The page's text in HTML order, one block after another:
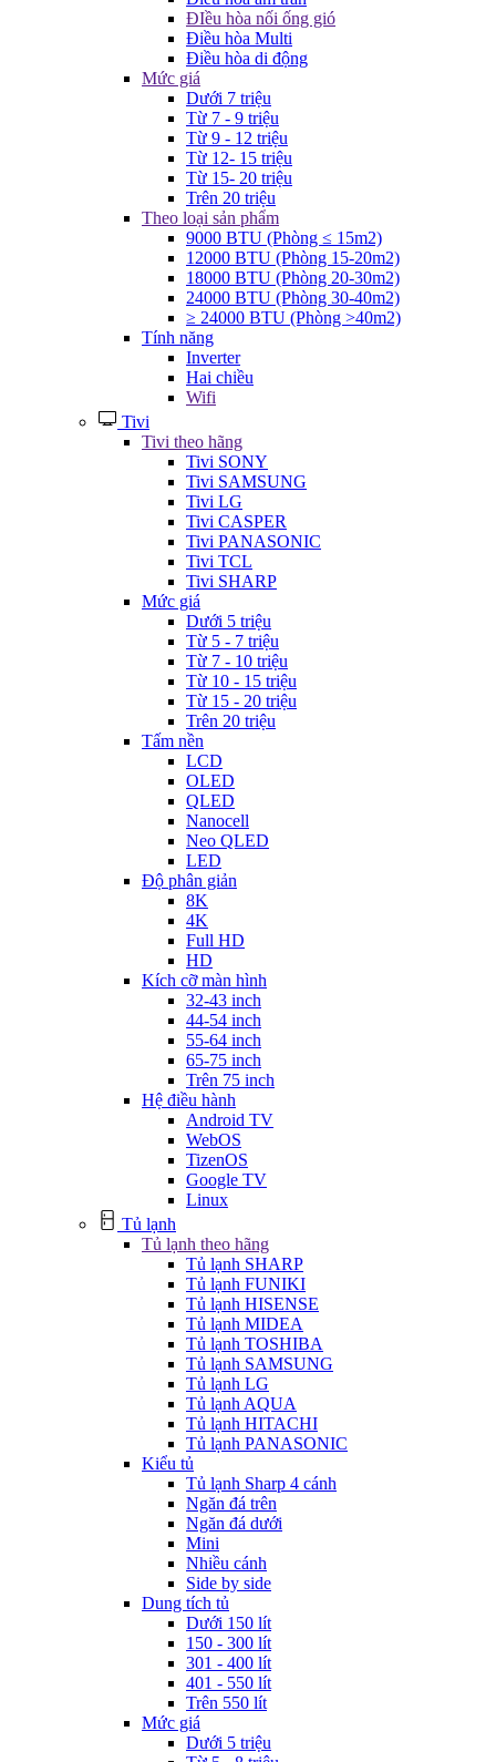
ĐIều hòa nối ống gió
Điều hòa Multi
Điều hòa di động
Mức giá
Dưới 7 triệu
Từ 7 - 9 triệu
Từ 9 - 12 triệu
Từ 12- 15 triệu
Từ 15- 20 triệu
Trên 20 triệu
Theo loại sản phẩm
9000 BTU (Phòng ≤ 15m2)
12000 BTU (Phòng 15-20m2)
18000 BTU (Phòng 20-30m2)
24000 BTU (Phòng 30-40m2)
≥ 24000 BTU (Phòng >40m2)
Tính năng
Inverter
Hai chiều
Wifi
Tivi
Tivi theo hãng
Tivi SONY
Tivi SAMSUNG
Tivi LG
Tivi CASPER
Tivi PANASONIC
Tivi TCL
Tivi SHARP
Mức giá
Dưới 5 triệu
Từ 5 - 7 triệu
Từ 7 - 10 triệu
Từ 10 - 15 triệu
Từ 15 - 20 triệu
Trên 20 triệu
Tấm nền
LCD
OLED
QLED
Nanocell
Neo QLED
LED
Độ phân giản
8K
4K
Full HD
HD
Kích cỡ màn hình
32-43 inch
44-54 inch
55-64 inch
65-75 inch
Trên 75 inch
Hệ điều hành
Android TV
WebOS
TizenOS
Google TV
Linux
Tủ lạnh
Tủ lạnh theo hãng
Tủ lạnh SHARP
Tủ lạnh FUNIKI
Tủ lạnh HISENSE
Tủ lạnh MIDEA
Tủ lạnh TOSHIBA
Tủ lạnh SAMSUNG
Tủ lạnh LG
Tủ lạnh AQUA
Tủ lạnh HITACHI
Tủ lạnh PANASONIC
Kiểu tủ
Tủ lạnh Sharp 4 cánh
Ngăn đá trên
Ngăn đá dưới
Mini
Nhiều cánh
Side by side
Dung tích tủ
Dưới 150 lít
150 - 300 lít
301 - 400 lít
401 - 550 lít
Trên 550 lít
Mức giá
Dưới 5 triệu